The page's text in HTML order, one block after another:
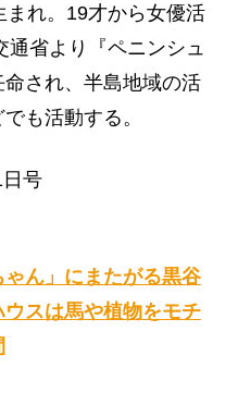
れ。19才から女優活
省より『ペニンシュ
され、半島地域の活
も活動する。
号
ん」にまたがる黒谷
スは馬や植物をモチ